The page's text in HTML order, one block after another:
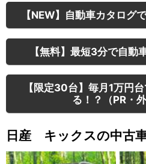
【NEW】自動車カタログ
【無料】最短3分で自動
【限定30台】毎月1万円
る！？（PR・
日産 キックスの中古